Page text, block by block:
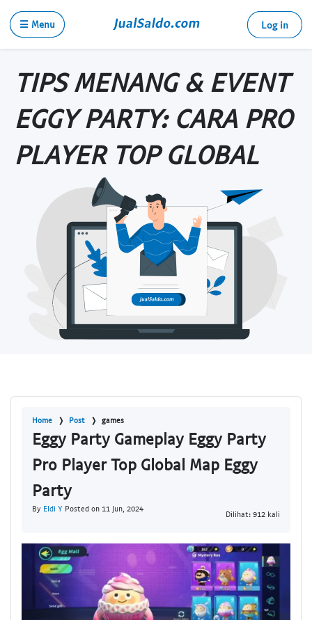
☰ Menu Log in
TIPS MENANG & EVENT
EGGY PARTY: CARA PRO
PLAYER TOP GLOBAL
Home Post games
Eggy Party Gameplay Eggy Party
Pro Player Top Global Map Eggy
Party
By Eldi Y Posted on 11 Jun, 2024
Dilihat: 912 kali